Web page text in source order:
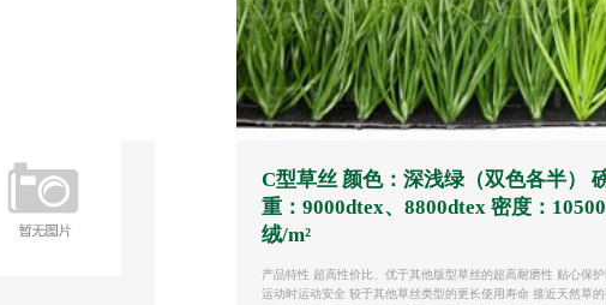
C型草丝 颜色：深浅绿（双色各半）
重：9000dtex、8800dtex 密度：
绒/m²
产品特性 超高性价比、优于其他版型草丝的超高耐磨性 贴心保护
运动时运动安全 较于其他草丝类型的更长使用寿命 接近天然草的